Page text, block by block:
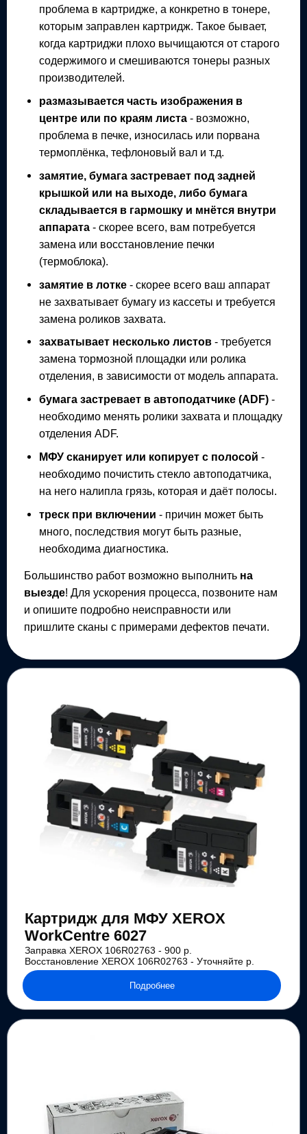
проблема в картридже, а конкретно в тонере,
которым заправлен картридж. Такое бывает,
когда картриджи плохо вычищаются от старого
содержимого и смешиваются тонеры разных
производителей.
размазывается часть изображения в
центре или по краям листа - возможно,
проблема в печке, износилась или порвана
термоплёнка, тефлоновый вал и т.д.
замятие, бумага застревает под задней
крышкой или на выходе, либо бумага
складывается в гармошку и мнётся внутри
аппарата - скорее всего, вам потребуется
замена или восстановление печки
(термоблока).
замятие в лотке - скорее всего ваш аппарат
не захватывает бумагу из кассеты и требуется
замена роликов захвата.
захватывает несколько листов - требуется
замена тормозной площадки или ролика
отделения, в зависимости от модель аппарата.
бумага застревает в автоподатчике (ADF) -
необходимо менять ролики захвата и площадку
отделения ADF.
МФУ сканирует или копирует с полосой -
необходимо почистить стекло автоподатчика,
на него налипла грязь, которая и даёт полосы.
треск при включении - причин может быть
много, последствия могут быть разные,
необходима диагностика.
Большинство работ возможно выполнить на
выезде! Для ускорения процесса, позвоните нам
и опишите подробно неисправности или
пришлите сканы с примерами дефектов печати.
Картридж для МФУ XEROX
WorkCentre 6027
Заправка XEROX 106R02763 - 900 р.
Восстановление XEROX 106R02763 - Уточняйте р.
Подробнее